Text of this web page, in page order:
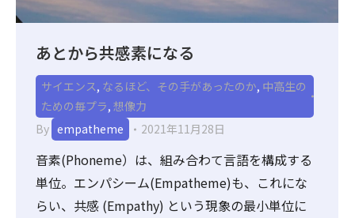
あとから共感素になる
サイエンス, なるほど、その手があったのか, 中高生の
ための毎プラ, 想像力
By empatheme 2021年11月28日
音素(Phoneme）は、組み合わて言語を構成する
単位。エンパシーム(Empatheme)も、これにな
らい、共感 (Empathy) という現象の最小単位に